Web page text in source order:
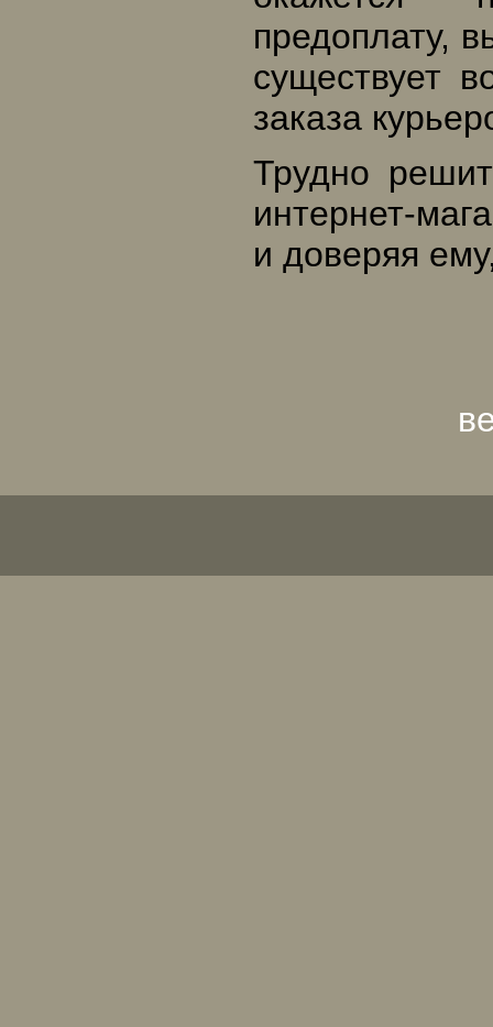
предоплату,
существует
заказа
Трудно
интернет-
и доверяя